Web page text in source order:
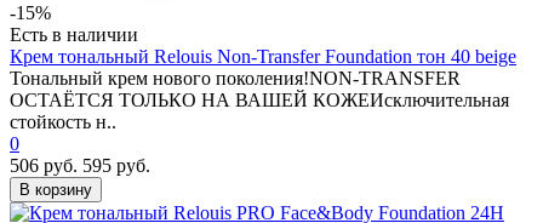
-15%
Есть в наличии
Крем тональный Relouis Non-Transfer Foundation тон 40 beige
Тональный крем нового поколения!NON-TRANSFER
ОСТАЁТСЯ ТОЛЬКО НА ВАШЕЙ КОЖЕИсключительная
стойкость н..
0
506 руб. 595 руб.
В корзину